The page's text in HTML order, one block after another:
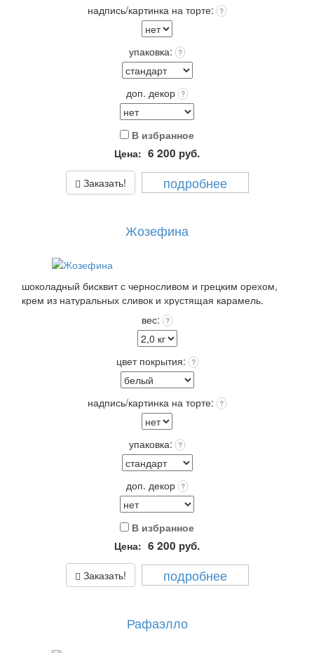
надпись/картинка на торте: ?
упаковка: ?
доп. декор ?
В избранное
Цена: 6 200 руб.
Заказать! подробнее
Жозефина
шоколадный бисквит с черносливом и грецким орехом,
крем из натуральных сливок и хрустящая карамель.
Покрытие: крем чиз или крем пломбир выбранного цвета
+12 цветов Покрытия входит в стоимость!
Выберите: сделать Надпись на торте, это придаст торту
оригинальность и порадует Получателя!
Упаковка: Стандарт (белая) входит в стоимость.
Срок хранения: 72 часа (3 суток) при t 4+(-)2
вес: ?
цвет покрытия: ?
надпись/картинка на торте: ?
упаковка: ?
доп. декор ?
В избранное
Цена: 6 200 руб.
Заказать! подробнее
Рафаэлло